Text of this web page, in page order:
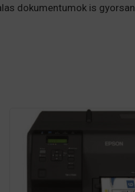
dokumentumok is gyorsan